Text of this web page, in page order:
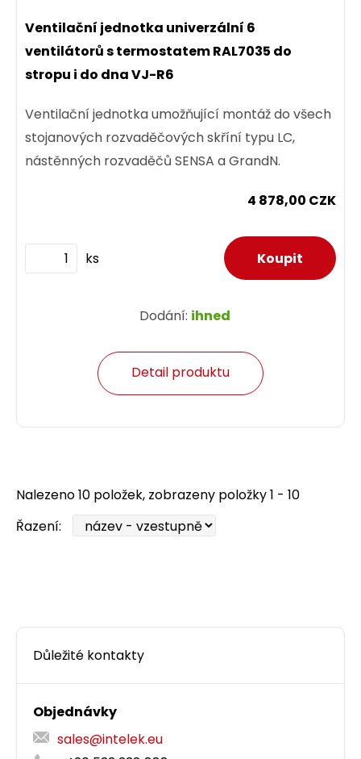
Důležité kontakty
Objednávky
sales@intelek.eu
Ventilační jednotka univerzální 6
ventilátorů s termostatem RAL7035 do
stropu i do dna VJ-R6
Ventilační jednotka umožňující montáž do všech
stojanových rozvaděčových skříní typu LC,
nástěnných rozvaděčů SENSA a GrandN.
4 878,00 CZK
ks
Dodání: ihned
Detail produktu
Nalezeno 10 položek, zobrazeny položky 1 - 10
Řazení: